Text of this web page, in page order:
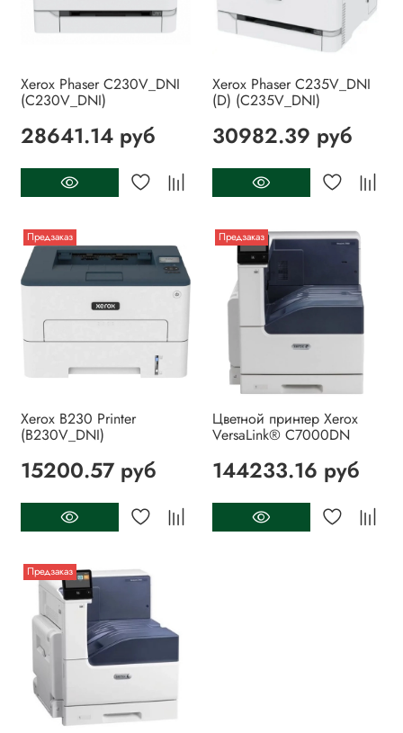
Xerox Phaser C230V_DNI
(C230V_DNI)
28641.14 руб
Xerox Phaser C235V_DNI
(D) (C235V_DNI)
30982.39 руб
Предзаказ
Xerox B230 Printer
(B230V_DNI)
15200.57 руб
Предзаказ
Цветной принтер Xerox
VersaLink® C7000DN
144233.16 руб
Предзаказ